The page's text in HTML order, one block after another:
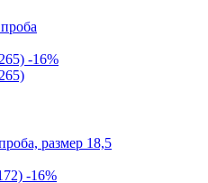
-16%
размер 18,5
-16%